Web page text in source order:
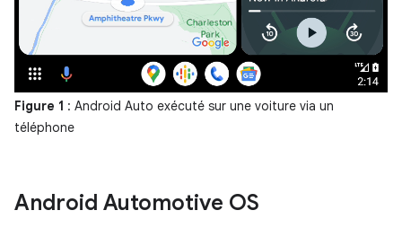
Figure 1 : Android Auto exécuté sur une voiture via un
téléphone
Android Automotive OS